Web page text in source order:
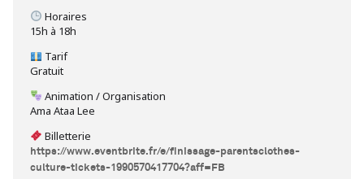
Horaires
15h à 18h
Tarif
Gratuit
Animation / Organisation
Ama Ataa Lee
Billetterie
https://www.eventbrite.fr/e/finissage-parentsclothes-
culture-tickets-1990570417704?aff=FB